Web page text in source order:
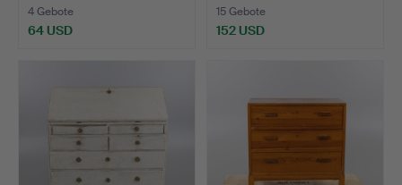
4 Gebote
64 USD
15 Gebote
152 USD